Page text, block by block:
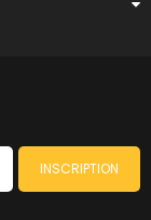
INSCRIPTION